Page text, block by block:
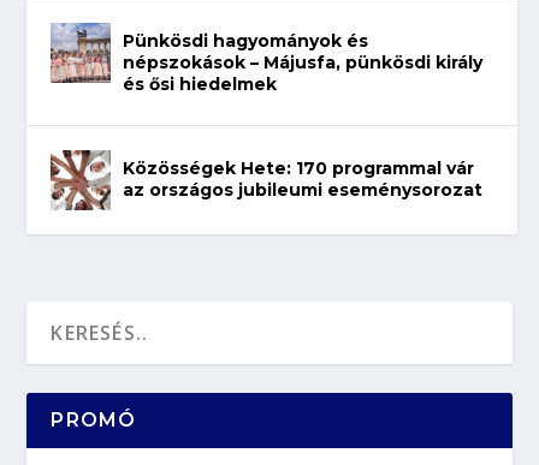
Pünkösdi hagyományok és
népszokások – Májusfa, pünkösdi király
és ősi hiedelmek
Közösségek Hete: 170 programmal vár
az országos jubileumi eseménysorozat
PROMÓ